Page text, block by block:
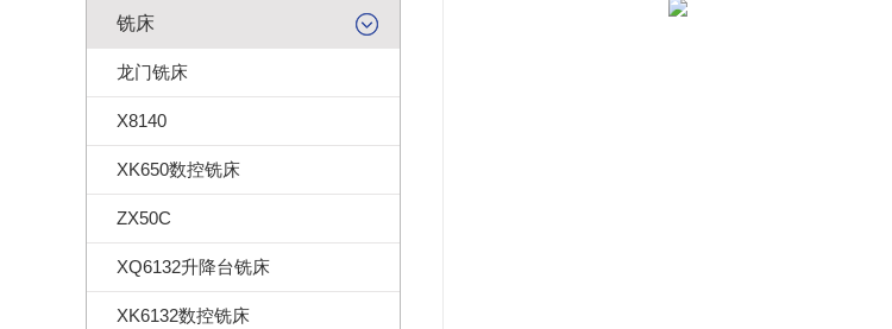
铣床
龙门铣床
X8140
XK650数控铣床
ZX50C
XQ6132升降台铣床
XK6132数控铣床